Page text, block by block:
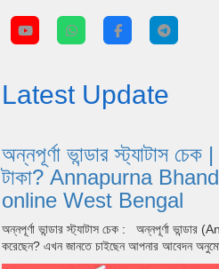
Latest Update
অন্নপূর্ণা ভান্ডার স্ট্যাটাস
টাকা? Annapurna
online West Bengal
অন্নপূর্ণা ভান্ডার স্ট্যাটাস চেক : অন্নপূর্ণা
করেছেন? এখন জানতে চাইছেন আপনার আবেদন